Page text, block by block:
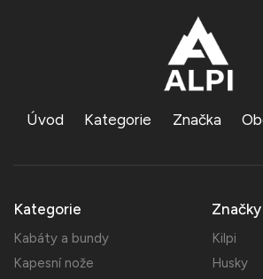
Úvod Kategorie Značka
Kategorie
Kabáty a bundy
Kapesní nože
Značky
Kilpi
Husky